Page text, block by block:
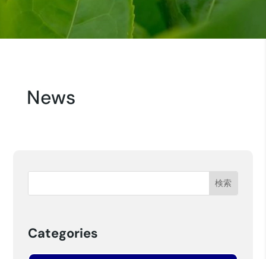
News
Categories